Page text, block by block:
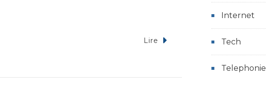
Lire
Internet
Tech
Telephonie